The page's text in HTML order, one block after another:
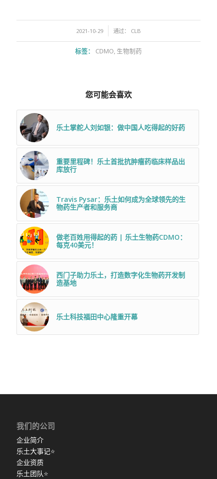
2021-10-29
/ 通过： CLB
标签： CDMO, 生物制药
您可能会喜欢
乐土掌舵人刘如银：做中国人吃得起的好药
重要里程碑！乐土首批抗肿瘤药临床样品出
库放行
Travis Pysar：乐土如何成为全球领先的生
物药生产者和服务商
做老百姓用得起的药 | 乐土生物药CDMO：
每克40美元！
西门子助力乐土，打造数字化生物药开发制
造基地
乐土科技福田中心隆重开幕
我们的公司
企业简介
乐土大事记⭐
企业资质
乐土团队⭐